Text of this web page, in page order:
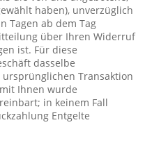
haben), unverzüglich
Tagen ab dem Tag
über Ihren Widerruf
ist. Für diese
dasselbe
Transaktion
Ihnen wurde
in keinem Fall
Entgelte